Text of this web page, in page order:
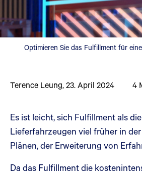
Optimieren Sie das Fulfillment für
Terence Leung,23. April 2024 4
Es ist leicht, sich Fulfillment als
Lieferfahrzeugen viel früher in
Plänen, der Erweiterung von
Da das Fulfillment die